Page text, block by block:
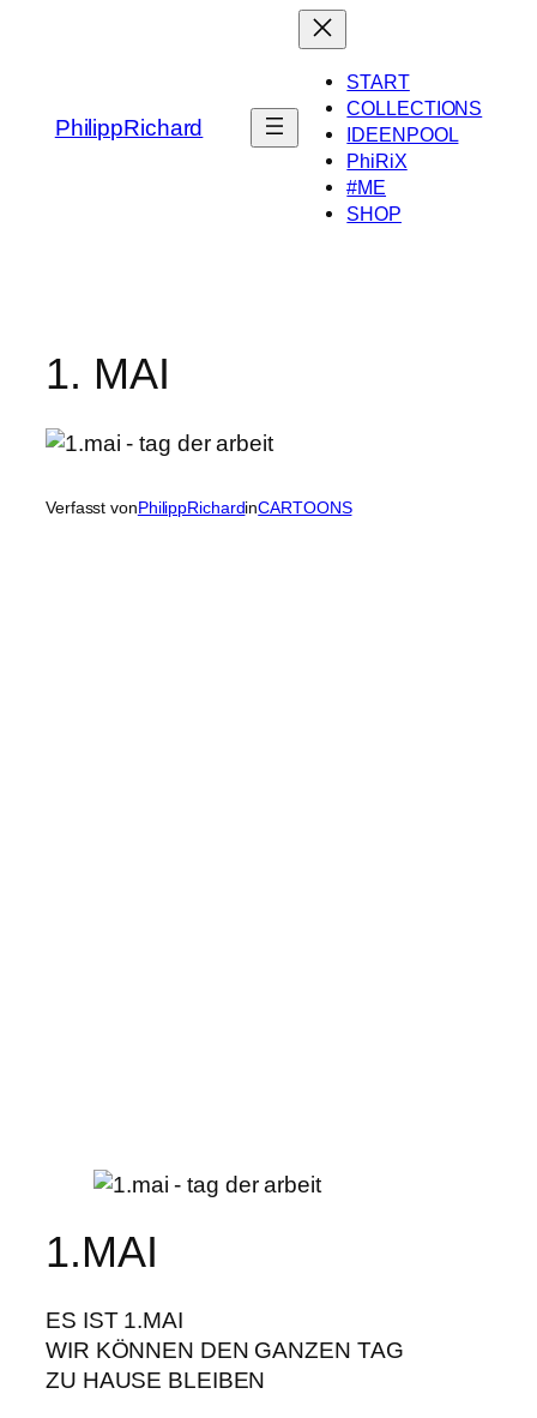
PhilippRichard
START
COLLECTIONS
IDEENPOOL
PhiRiX
#ME
SHOP
1. MAI
Verfasst vonPhilippRichardinCARTOONS
1.MAI
ES IST 1.MAI
WIR KÖNNEN DEN GANZEN TAG
ZU HAUSE BLEIBEN